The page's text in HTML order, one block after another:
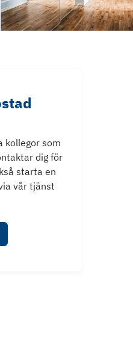
kollegor som
dig för
starta en
vår tjänst